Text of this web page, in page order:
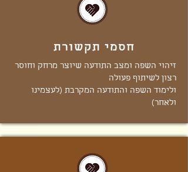
חסמי תקשורת
זיהוי השפה ומצב התודעה שיוצר מרחק וחוסר
רצון לשיתוף פעולה
ולימוד השפה והתודעה המקרבת (לעצמינו
ולאחר)